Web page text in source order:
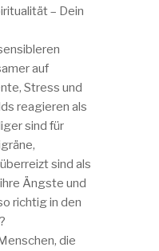
– Dein
auf
Stress und
reagieren als
sind für
sind als
Ängste und
richtig in den
die